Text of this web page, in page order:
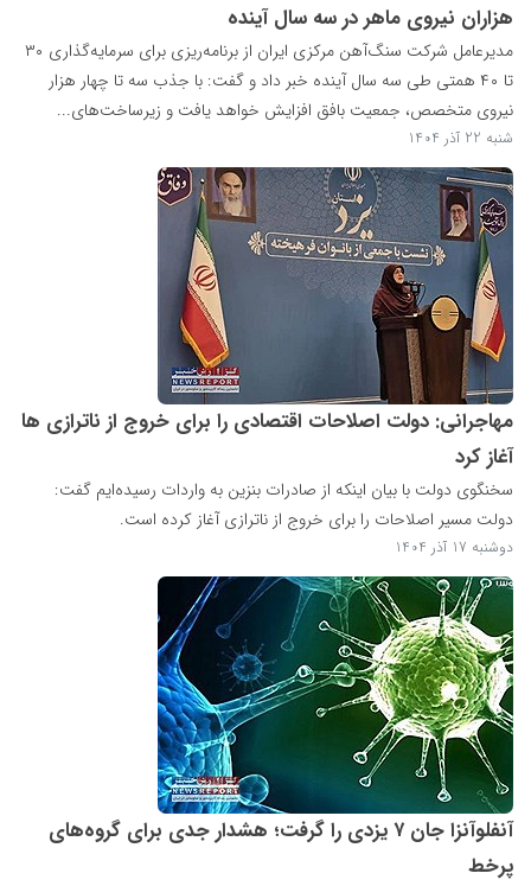
هزاران نیروی ماهر در سه سال آینده
مدیرعامل شرکت سنگ‌آهن مرکزی ایران از برنامه‌ریزی برای سرمایه‌گذاری ۳۰
تا ۴۰ همتی طی سه سال آینده خبر داد و گفت: با جذب سه تا چهار هزار
نیروی متخصص، جمعیت بافق افزایش خواهد یافت و زیرساخت‌های...
شنبه 22 آذر 1404
مهاجرانی: دولت اصلاحات اقتصادی را برای خروج از ناترازی ها
آغاز کرد
سخنگوی دولت با بیان اینکه از صادرات بنزین به واردات رسیده‌ایم گفت:
دولت مسیر اصلاحات را برای خروج از ناترازی آغاز کرده است.
دوشنبه 17 آذر 1404
آنفلوآنزا جان ۷ یزدی را گرفت؛ هشدار جدی برای گروه‌های
پرخط